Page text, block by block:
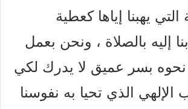
التي يهبنا إياها كعطية
إليه بالصلاة ، ونحن بعمل
نحوه بسر عميق لا يدرك لكي
الإلهي الذي تحيا به نفوسنا